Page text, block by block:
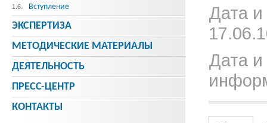
Дата
Дата и
1.6. Вступление
ЭКСПЕРТИЗА
МЕТОДИЧЕСКИE МАТЕРИАЛЫ
ДЕЯТЕЛЬНОСТЬ
ПРЕСС-ЦЕНТР
КОНТАКТЫ